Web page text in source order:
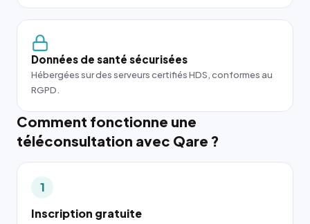
Données de santé sécurisées
Hébergées sur des serveurs certifiés HDS, conformes au
RGPD.
Comment fonctionne une
téléconsultation avec Qare ?
1
Inscription gratuite